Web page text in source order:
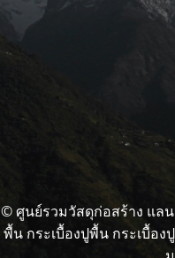
© ศูนย์รวมวัสดุก่อสร้าง แล
พื้น กระเบื้องปูพื้น กระเบื้อ